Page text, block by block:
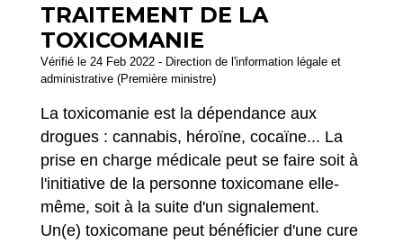
TRAITEMENT DE LA
TOXICOMANIE
Vérifié le 24 Feb 2022 - Direction de l'information légale et
administrative (Première ministre)
La toxicomanie est la dépendance aux
drogues : cannabis, héroïne, cocaïne... La
prise en charge médicale peut se faire soit à
l'initiative de la personne toxicomane elle-
même, soit à la suite d'un signalement.
Un(e) toxicomane peut bénéficier d'une cure